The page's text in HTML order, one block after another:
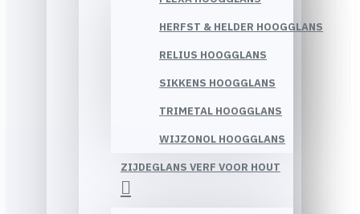
HERFST & HELDER HOOGGLANS
RELIUS HOOGGLANS
SIKKENS HOOGGLANS
TRIMETAL HOOGGLANS
WIJZONOL HOOGGLANS
ZIJDEGLANS VERF VOOR HOUT